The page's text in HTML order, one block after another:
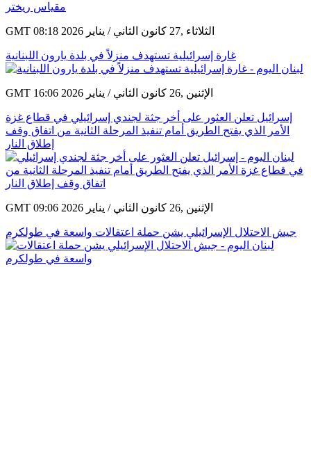
GMT 08:18 2026 الثلاثاء ,27 كانون الثاني / يناير
غارة إسرائيلية تستهدف منزلاً في بلدة يارون اللبنانية
GMT 16:06 2026 الإثنين ,26 كانون الثاني / يناير
إسرائيل تعلن العثور على أخر جثة لجندي إسرائيلي في قطاع غزة
الأمر الذي يفتح الطريق أمام تنفيذ المرحلة الثانية من اتفاق وقف
إطلاق النار
GMT 09:06 2026 الإثنين ,26 كانون الثاني / يناير
جيش الاحتلال الإسرائيلي يشن حملة اعتقالات واسعة في طولكرم